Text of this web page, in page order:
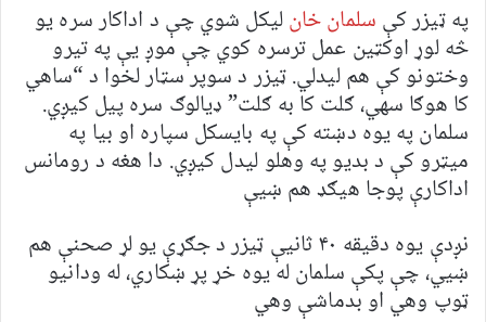
په ټیزر کې سلمان خانلیکل شوي چې د اداکار سره یو
څه لوړ اوکټین عمل ترسره کوي چې موږ یې په تیرو
وختونو کې هم لیدلي. ټیزر د سوپر سټار لخوا د “ساهي
کا هوګا سهي، ګلت کا به ګلت” ډیالوګ سره پیل کیږي.
سلمان په یوه دښته کې په بایسکل سپاره او بیا په
میټرو کې د بدیو په وهلو لیدل کیږي. دا هغه د رومانس
اداکارې پوجا هیګډ هم ښیې
نږدې یوه دقیقه ۴۰ ثانیې ټیزر د جګړې یو لړ صحنې هم
ښیي، چې پکې سلمان له یوه خړ پړ ښکاري، له ودانیو
ټوپ وهي او بدماشې وهي